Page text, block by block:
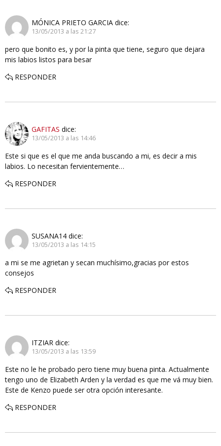
MÓNICA PRIETO GARCIA dice:
13/05/2013 a las 21:27
pero que bonito es, y por la pinta que tiene, seguro que dejara
mis labios listos para besar
RESPONDER
GAFITAS dice:
13/05/2013 a las 14:46
Este si que es el que me anda buscando a mi, es decir a mis
labios. Lo necesitan fervientemente…
RESPONDER
SUSANA14 dice:
13/05/2013 a las 14:15
a mi se me agrietan y secan muchísimo,gracias por estos
consejos
RESPONDER
ITZIAR dice:
13/05/2013 a las 13:59
Este no le he probado pero tiene muy buena pinta. Actualmente
tengo uno de Elizabeth Arden y la verdad es que me vá muy bien.
Este de Kenzo puede ser otra opción interesante.
RESPONDER